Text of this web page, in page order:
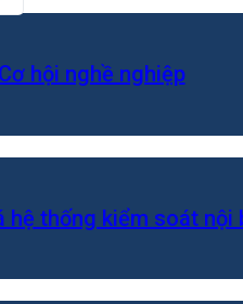
Cơ hội nghề nghiệp
hệ thống kiểm soát nội